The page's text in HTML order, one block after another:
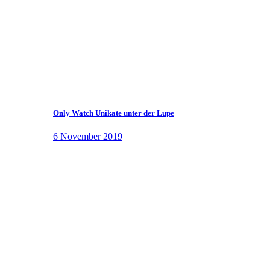
Only Watch Unikate unter der Lupe
6 November 2019